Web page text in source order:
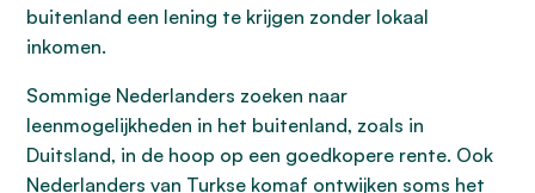
buitenland een lening te krijgen zonder lokaal
inkomen.
Sommige Nederlanders zoeken naar
leenmogelijkheden in het buitenland, zoals in
Duitsland, in de hoop op een goedkopere rente. Ook
Nederlanders van Turkse komaf ontwijken soms het